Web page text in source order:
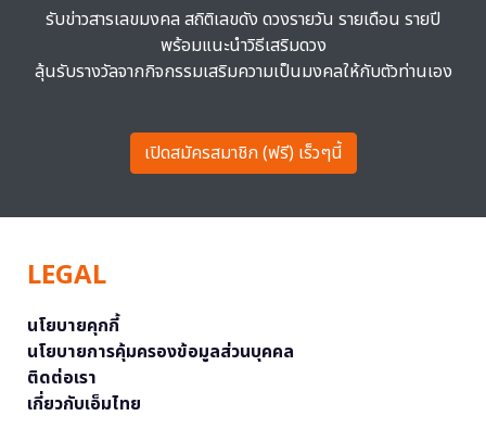
รับข่าวสารเลขมงคล สถิติเลขดัง ดวงรายวัน รายเดือน รายปี
พร้อมแนะนำวิธีเสริมดวง
ลุ้นรับรางวัลจากกิจกรรมเสริมความเป็นมงคลให้กับตัวท่านเอง
เปิดสมัครสมาชิก (ฟรี) เร็วๆนี้
LEGAL
นโยบายคุกกี้
นโยบายการคุ้มครองข้อมูลส่วนบุคคล
ติดต่อเรา
เกี่ยวกับเอ็มไทย